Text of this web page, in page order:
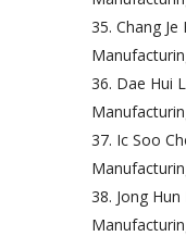
Chang
Dae Hui
Ic Soo
Jong